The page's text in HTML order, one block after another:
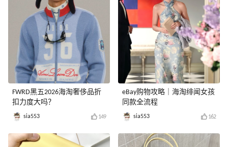
FWRD黑五2026海淘奢侈品折
扣力度大吗？
sia553 149
eBay购物攻略｜海淘绯闻女孩
同款全流程
sia553 162